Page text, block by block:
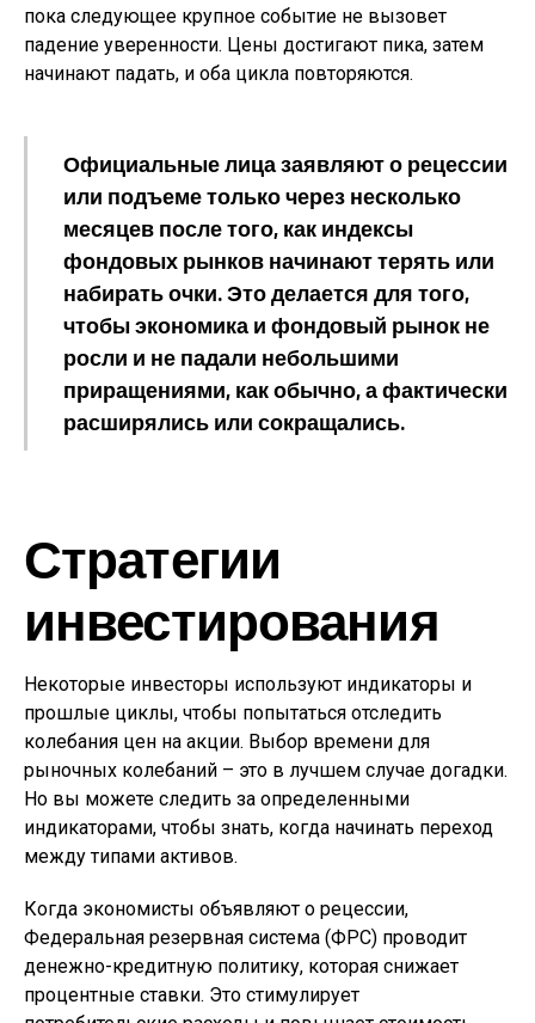
пока следующее крупное событие не вызовет
падение уверенности. Цены достигают пика, затем
начинают падать, и оба цикла повторяются.
Официальные лица заявляют о рецессии
или подъеме только через несколько
месяцев после того, как индексы
фондовых рынков начинают терять или
набирать очки. Это делается для того,
чтобы экономика и фондовый рынок не
росли и не падали небольшими
приращениями, как обычно, а фактически
расширялись или сокращались.
Стратегии
инвестирования
Некоторые инвесторы используют индикаторы и
прошлые циклы, чтобы попытаться отследить
колебания цен на акции. Выбор времени для
рыночных колебаний – это в лучшем случае догадки.
Но вы можете следить за определенными
индикаторами, чтобы знать, когда начинать переход
между типами активов.
Когда экономисты объявляют о рецессии,
Федеральная резервная система (ФРС) проводит
денежно-кредитную политику, которая снижает
процентные ставки. Это стимулирует